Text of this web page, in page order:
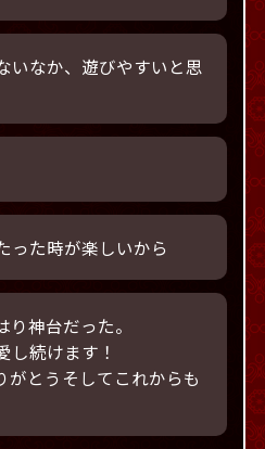
いなか、遊びやすいと思
った時が楽しいから
神台だった。
し続けます！
がとうそしてこれからも